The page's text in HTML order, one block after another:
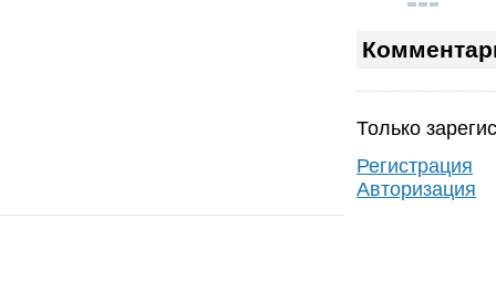
Только
Регистрация
Авторизация